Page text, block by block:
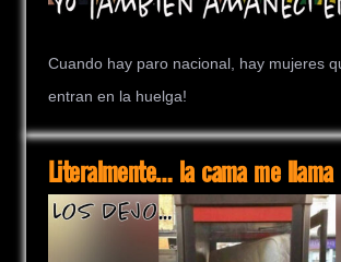
Cuando hay paro nacional, hay mujeres
entran en la huelga!
Literalmente… la cama me llama